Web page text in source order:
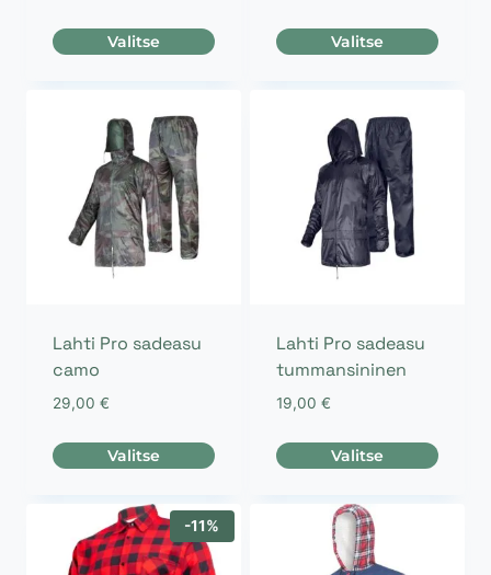
Valitse
useampi
muunnelma.
Voit
tehdä
valinnat
tuotteen
-
16,00 €
Valitse
useampi
muunnelma.
tehdä
valinnat
tuotteen
Lahti Pro sadeasu
camo
29,00 €
Valitse
tuotteella
useampi
Lahti Pro sadeasu
tummansininen
19,00 €
Valitse
tuotteella
useampi
-11%